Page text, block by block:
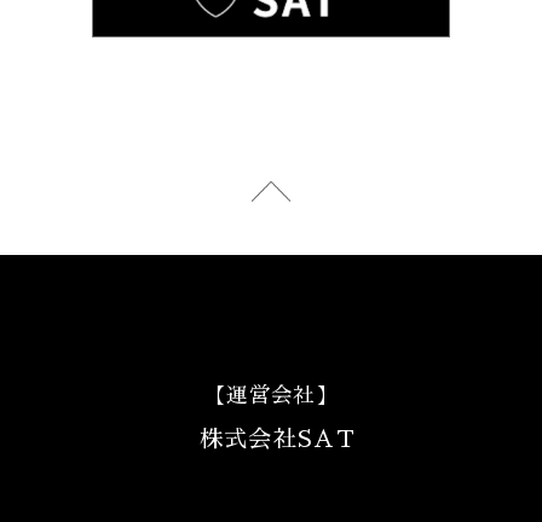
【運営会社】
株式会社SAT